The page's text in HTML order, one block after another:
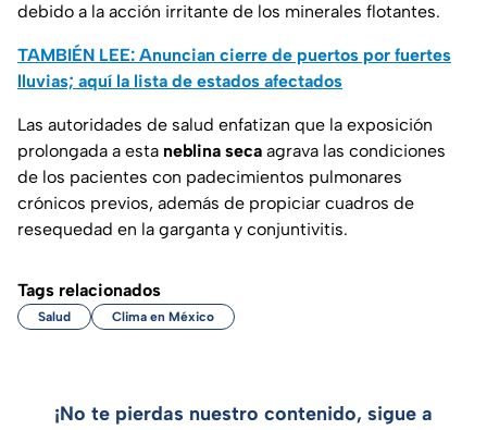
debido a la acción irritante de los minerales flotantes.
TAMBIÉN LEE: Anuncian cierre de puertos por fuertes
lluvias; aquí la lista de estados afectados
Las autoridades de salud enfatizan que la exposición
prolongada a esta neblina seca agrava las condiciones
de los pacientes con padecimientos pulmonares
crónicos previos, además de propiciar cuadros de
resequedad en la garganta y conjuntivitis.
Tags relacionados
Salud Clima en México
¡No te pierdas nuestro contenido, sigue a